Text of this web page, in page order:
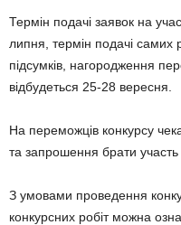
Термін подачі заявок на
липня, термін подачі самих
підсумків, нагородження
відбудеться 25-28 вересня.
На переможців конкурсу
та запрошення брати
З умовами проведення
конкурсних робіт можна